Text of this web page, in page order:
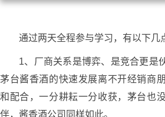
通过两天全程参与学习，有以下几
1、厂商关系是博弈、是竞合更是
茅台酱香酒的快速发展离不开经销商
和配合，一分耕耘一分收获，茅台也
伴，酱香酒公司同样如此。